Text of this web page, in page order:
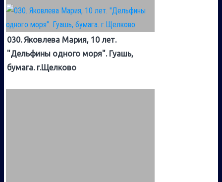
030. Яковлева Мария, 10 лет.
"Дельфины одного моря". Гуашь,
бумага. г.Щелково